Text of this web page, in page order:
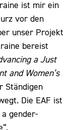
ist mir ein
vor den
unser Projekt
bereist
a Just
and Women’s
Ständigen
Die EAF ist
gender-